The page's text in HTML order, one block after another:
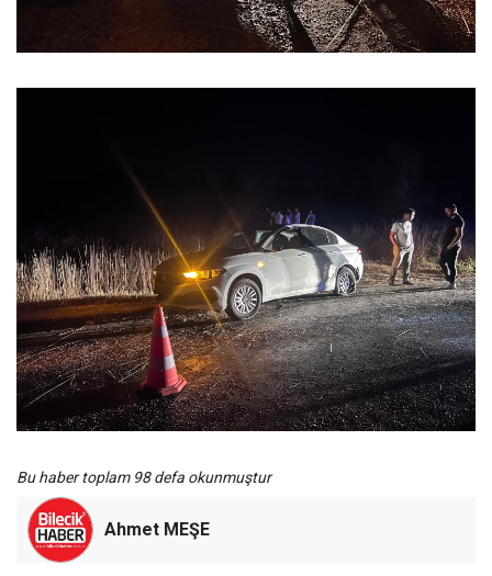
Bu haber toplam 98 defa okunmuştur
Ahmet MEŞE